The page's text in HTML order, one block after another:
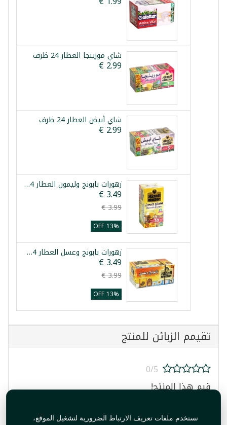
نستخدم ملفات تعريف الارتباط الضرورية لتشغيل الموقع،
شاي مورينجا العطار 24 ظرف
شاي أبيض العطار 24 ظرف
زهورات بابونج وليمون العطار 24 ظرف
13% OFF
زهورات بابونج وعسل العطار 24 ظرف
13% OFF
تقيمم الزبائن للمنتج
0/5
قيم هذا المنتج!